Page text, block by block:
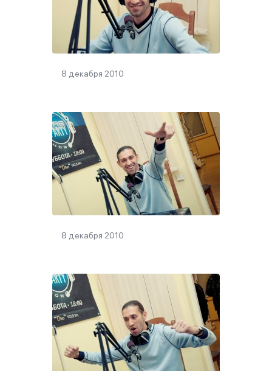
8 декабря 2010
8 декабря 2010